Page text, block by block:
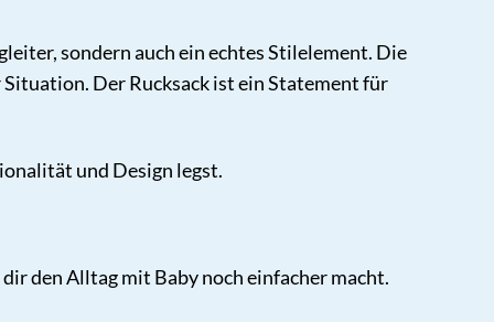
sondern auch ein echtes Stilelement. Die
Der Rucksack ist ein Statement für
und Design legst.
den Alltag mit Baby noch einfacher macht.